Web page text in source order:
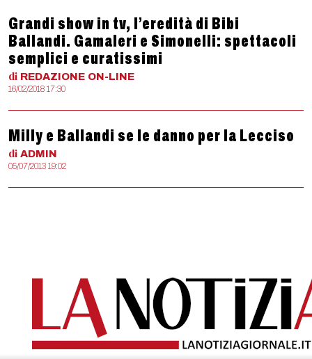
Grandi show in tv, l’eredità di Bibi
Ballandi. Gamaleri e Simonelli: spettacoli
semplici e curatissimi
di REDAZIONE ON-LINE
16/02/2018 17:30
Milly e Ballandi se le danno per la Lecciso
di ADMIN
05/07/2013 19:02